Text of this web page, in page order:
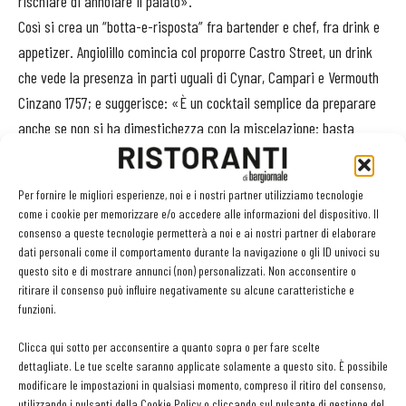
Per fornire le migliori esperienze, noi e i nostri partner utilizziamo tecnologie
come i cookie per memorizzare e/o accedere alle informazioni del dispositivo. Il
consenso a queste tecnologie permetterà a noi e ai nostri partner di elaborare
dati personali come il comportamento durante la navigazione o gli ID univoci su
questo sito e di mostrare annunci (non) personalizzati. Non acconsentire o
ritirare il consenso può influire negativamente su alcune caratteristiche e
funzioni.
Clicca qui sotto per acconsentire a quanto sopra o per fare scelte
dettagliate. Le tue scelte saranno applicate solamente a questo sito. È possibile
modificare le impostazioni in qualsiasi momento, compreso il ritiro del consenso,
Così si crea un “botta-e-risposta” fra bartender e chef, fra drink e
appetizer. Angiolillo comincia col proporre Castro Street, un drink
che vede la presenza in parti uguali di Cynar, Campari e Vermouth
Cinzano 1757; e suggerisce: «È un cocktail semplice da preparare
anche se non si ha dimestichezza con la miscelazione: basta
versare la stessa dose di ciascun ingrediente in una boule. Poi si
serve in un bicchiere old fashioned dopo averne passato il bordo
con la scorza di arancia e creato un crusta con sale nero».
È proprio l’oliva il fil rouge fra l’aperitivo e l’amuse bouche di Tano
Simonato: una gelatina di Bitter Campari allungata con acqua e
addensata con agar agar, base per una mousse d’arancia e crema
di olive, guarnita da “farina” di olive nere disidratate.
dell’arancia che lega cibo e drink e usa una carne “importante”, in
grado di giocarsela alla pari, per intensità di sapori, col Bitter